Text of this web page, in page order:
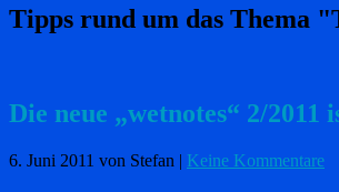
Tipps rund um das Thema
Die neue „wetnotes“ 2/2011
6. Juni 2011 von Stefan | Keine Kommentare